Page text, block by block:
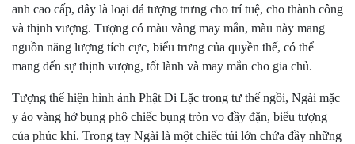
anh cao cấp, đây là loại đá tượng trưng cho trí tuệ, cho thành công
và thịnh vượng. Tượng có màu vàng may mắn, màu này mang
nguồn năng lượng tích cực, biểu trưng của quyền thế, có thể
mang đến sự thịnh vượng, tốt lành và may mắn cho gia chủ.
Tượng thể hiện hình ảnh Phật Di Lặc trong tư thế ngồi, Ngài mặc
y áo vàng hở bụng phô chiếc bụng tròn vo đầy đặn, biểu tượng
của phúc khí. Trong tay Ngài là một chiếc túi lớn chứa đầy những